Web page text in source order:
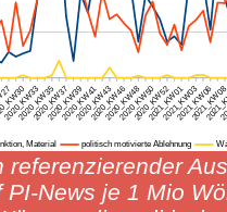
referenzierender
News je 1 Mio